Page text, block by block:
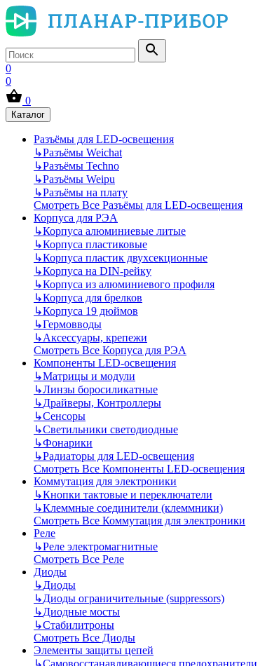
0
0
0
Каталог
Разъёмы для LED-освещения
↳Разъёмы Weichat
↳Разъёмы Techno
↳Разъёмы Weipu
↳Разъёмы на плату
Смотреть Все Разъёмы для LED-освещения
Корпуса для РЭА
↳Корпуса алюминиевые литые
↳Корпуса пластиковые
↳Корпуса пластик двухсекционные
↳Корпуса на DIN-рейку
↳Корпуса из алюминиевого профиля
↳Корпуса для брелков
↳Корпуса 19 дюймов
↳Гермовводы
↳Аксессуары, крепежи
Смотреть Все Корпуса для РЭА
Компоненты LED-освещения
↳Матрицы и модули
↳Линзы боросиликатные
↳Драйверы, Контроллеры
↳Сенсоры
↳Светильники светодиодные
↳Фонарики
↳Радиаторы для LED-освещения
Смотреть Все Компоненты LED-освещения
Коммутация для электроники
↳Кнопки тактовые и переключатели
↳Клеммные соединители (клеммники)
Смотреть Все Коммутация для электроники
Реле
↳Реле электромагнитные
Смотреть Все Реле
Диоды
↳Диоды
↳Диоды ограничительные (suppressors)
↳Диодные мосты
↳Стабилитроны
Смотреть Все Диоды
Элементы защиты цепей
↳Самовосстанавливающиеся предохранители